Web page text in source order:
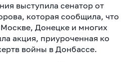
выступила сенатор от
которая сообщила, что
Донецке и многих
акция, приуроченная ко
войны в Донбассе.